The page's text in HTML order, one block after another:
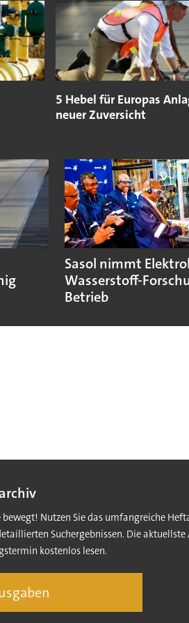
5 Hebel für Europas
neuer Zuversicht
Sasol nimmt
Wasserstoff-
Betrieb
bewegt! Nutzen Sie das umfangreiche
Suchergebnissen. Die aktuellste
kostenlos lesen.